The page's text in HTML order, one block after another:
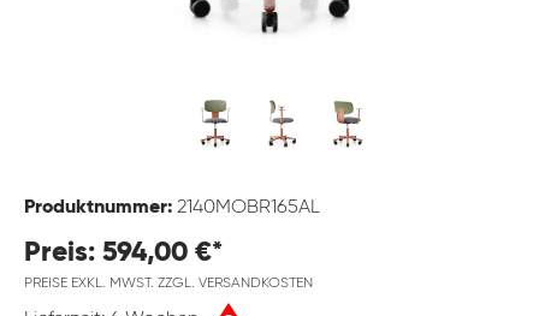
Produktnummer: 2140MOBR165AL
Preis: 594,00 €*
PREISE EXKL. MWST. ZZGL. VERSANDKOSTEN